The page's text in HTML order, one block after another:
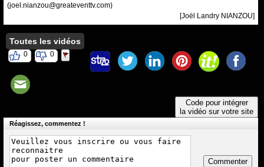
(joel.nianzou@greateventtv.com)
[Joël Landry NIANZOU]
Toutes les vidéos
0 0
Code pour intégrer
la vidéo sur votre site
Réagissez, commentez !
Commenter